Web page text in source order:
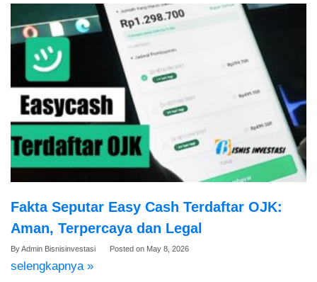
Fakta Seputar Easy Cash Terdaftar OJK:
Aman, Terpercaya dan Legal
ByAdmin Bisnisinvestasi Posted on May 8, 2026
selengkapnya »